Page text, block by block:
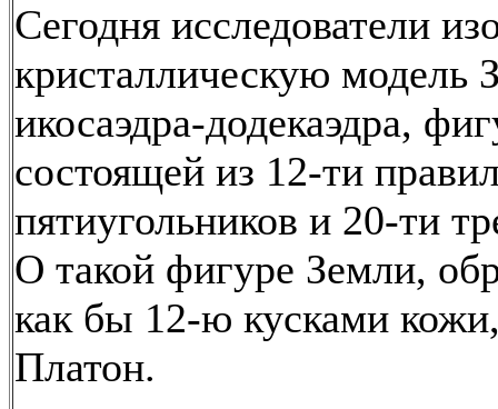
Сегодня исследователи
кристаллическую модель
икосаэдра-додекаэдра,
состоящей из 12-ти
пятиугольников и 20-ти
О такой фигуре Земли,
как бы 12-ю кусками
Платон.